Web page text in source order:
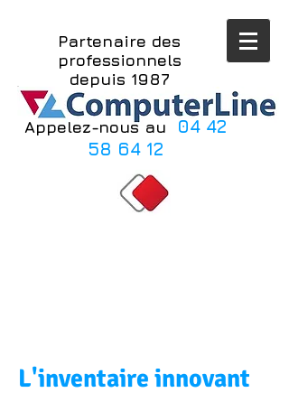
Appelez-nous au
04 42
58 64 12
Partenaire des
professionnels
depuis 1987
L'inventaire innovant